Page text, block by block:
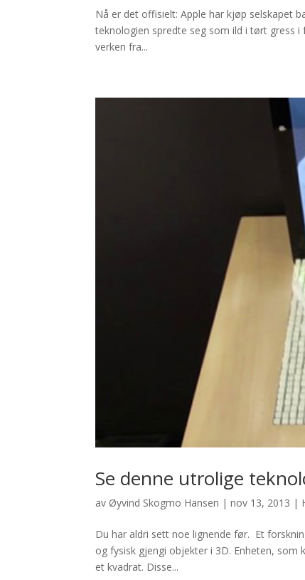
Nå er det offisielt: Apple har kjøp selskapet
teknologien spredte seg som ild i tørt gress
verken fra...
Se denne utrolige
av Øyvind Skogmo Hansen |nov 13, 2013 |
Du har aldri sett noe lignende før. Et
og fysisk gjengi objekter i 3D. Enheten,
et kvadrat. Disse...